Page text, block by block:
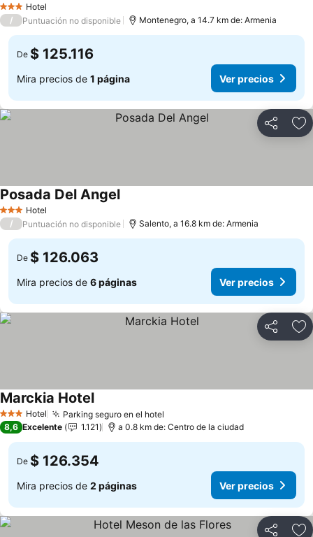
3 Estrellas
Hotel
/ Puntuación no disponible Montenegro, a 14.7 km de: Armenia
De $ 125.116
Mira precios de 1 página Ver precios
Compartir
3 Estrellas
Hotel
Posada Del Angel
/ Puntuación no disponible Salento, a 16.8 km de: Armenia
De $ 126.063
Mira precios de 6 páginas Ver precios
Compartir
3 Estrellas
Hotel Parking seguro en el hotel
Marckia Hotel
8,6 Excelente 1.121 a 0.8 km de: Centro de la ciudad
De $ 126.354
Mira precios de 2 páginas Ver precios